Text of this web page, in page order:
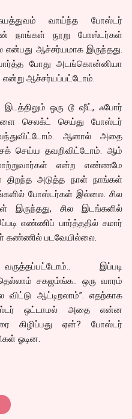
வாய்ந்த போஸ்டர்
நாங்கள் நூறு போஸ்டர்கள்
என்பது ஆச்சர்யமாக இருந்தது.
போது அடங்கொன்னியா
என்று ஆச்சர்யப்பட்டோம்.
ஒரு டூ ஷீட், ஃபோர்
செலக்ட் செய்து போஸ்டர்
வந்துவிட்டோம். ஆனால் அதை
செய்ய தவறிவிட்டோம். ஆம்
என்ற எண்ணமே
திறந்த அடுத்த நாள் நாங்கள்
போஸ்டர்கள் இல்லை. சில
இருந்தது, சில இடங்களில்
எண்ணிப் பார்த்ததில் சுமார்
கண்ணில் படவேயில்லை.
இப்படி
சகஜம்ங்க.. ஒரு வாரம்
ஆட்டிறலாம்”. எதற்காக
ஒட்டாமல் அதை என்ன
கிழிப்பது ஏன்? போஸ்டர்
ஓடின.